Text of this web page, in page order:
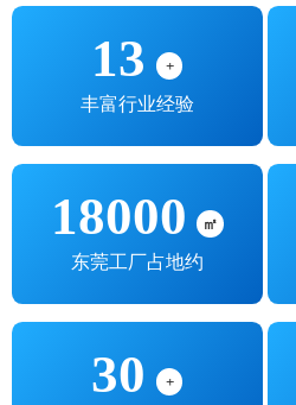
13 +
丰富行业经验
18000 ㎡
东莞工厂占地约
30 +